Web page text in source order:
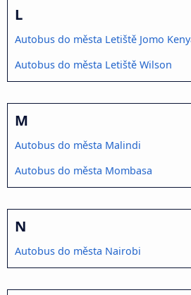
L
Autobus do města Letiště Jomo
Autobus do města Letiště Wilson
M
Autobus do města Malindi
Autobus do města Mombasa
N
Autobus do města Nairobi